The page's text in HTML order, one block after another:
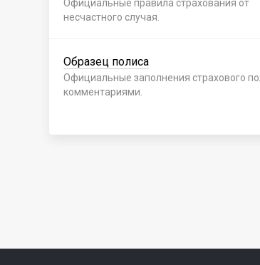
Официальные правила страхования от
несчастного случая.
Образец полиса
Официальные заполнения страхового
комментариями.